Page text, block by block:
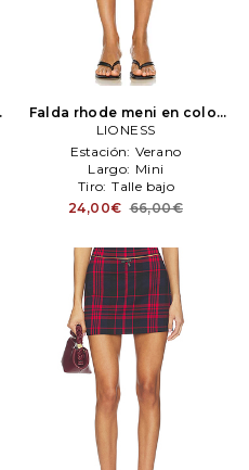
Falda rhode meni en color
azul mareno LIONESS
LIONESS
Estación: Verano
Largo: Mini
Tiro: Talle bajo
24,00€ 66,00€